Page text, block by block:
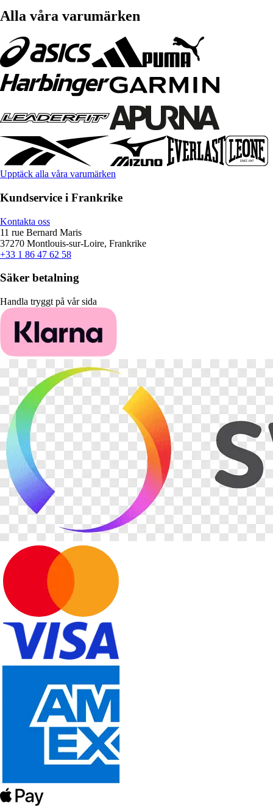
Alla våra varumärken
Upptäck alla våra varumärken
Kundservice i Frankrike
Kontakta oss
11 rue Bernard Maris
37270 Montlouis-sur-Loire, Frankrike
+33 1 86 47 62 58
Säker betalning
Handla tryggt på vår sida